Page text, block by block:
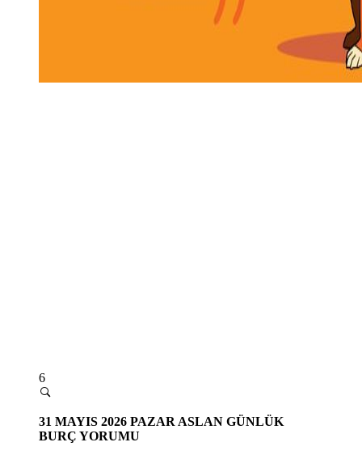
6
31 MAYIS 2026 PAZAR ASLAN GÜNLÜK
BURÇ YORUMU